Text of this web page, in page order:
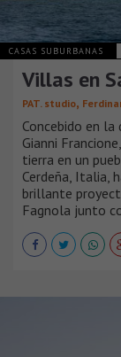
CASAS SUBURBANAS
Villas en
PAT. studio,
Concebido en
Gianni
tierra en un
Cerdeña, Italia,
brillante
Fagnola junto